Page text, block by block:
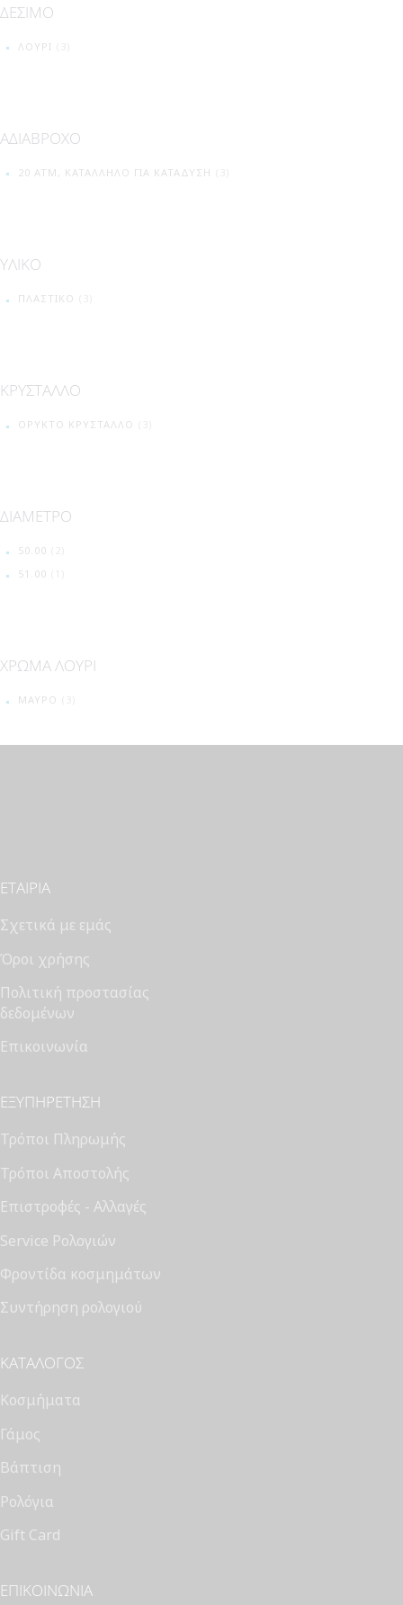
ΔΕΣΙΜΟ
ΛΟΥΡΊ
ΑΔΙΑΒΡΟΧΟ
20 ATM, ΚΑΤΆΛΛΗΛΟ ΓΙΑ ΚΑΤΆΔΥΣΗ
ΥΛΙΚΟ
ΠΛΑΣΤΙΚΌ
ΚΡΥΣΤΑΛΛΟ
ΟΡΥΚΤΌ ΚΡΎΣΤΑΛΛΟ
ΔΙΑΜΕΤΡΟ
50.00
51.00
ΧΡΩΜΑ ΛΟΥΡΙ
ΜΑΥΡΟ
ΕΤΑΙΡΊΑ
Σχετικά με εμάς
Όροι χρήσης
Πολιτική προστασίας
δεδομένων
Επικοινωνία
ΕΞΥΠΗΡΈΤΗΣΗ
Τρόποι Πληρωμής
Τρόποι Αποστολής
Επιστροφές - Αλλαγές
Service Ρολογιών
Φροντίδα κοσμημάτων
Συντήρηση ρολογιού
ΚΑΤΆΛΟΓΟΣ
Κοσμήματα
Γάμος
Βάπτιση
Ρολόγια
Gift Card
ΕΠΙΚΟΙΝΩΝΊΑ